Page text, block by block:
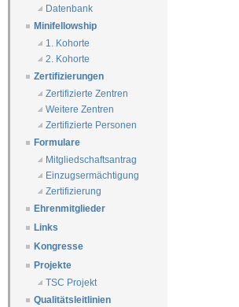
Datenbank
Minifellowship
1. Kohorte
2. Kohorte
Zertifizierungen
Zertifizierte Zentren
Weitere Zentren
Zertifizierte Personen
Formulare
Mitgliedschaftsantrag
Einzugsermächtigung
Zertifizierung
Ehrenmitglieder
Links
Kongresse
Projekte
TSC Projekt
Qualitätsleitlinien